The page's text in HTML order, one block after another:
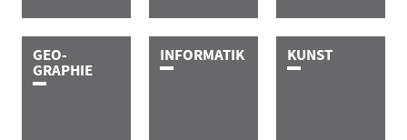
GEO­­­­­­
GRAPHIE
I­N­F­O­R­­­M­A­T­I­K K­U­N­S­T